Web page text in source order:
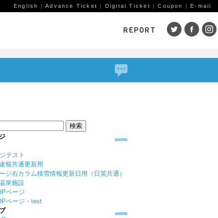
English |Advance Ticket | Digital Ticket |Coupon | E-mail
REPORT
SKI AREAS
五竜・47
野沢温泉
テスト
報共通更新用
ジ右カラム積雪情報更新日用（日英共通）
泉施設
ページ
ページ・test